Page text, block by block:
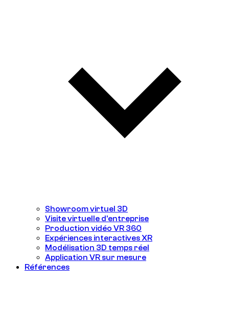
Showroom virtuel 3D
Visite virtuelle d'entreprise
Production vidéo VR 360
Expériences interactives XR
Modélisation 3D temps réel
Application VR sur mesure
Références